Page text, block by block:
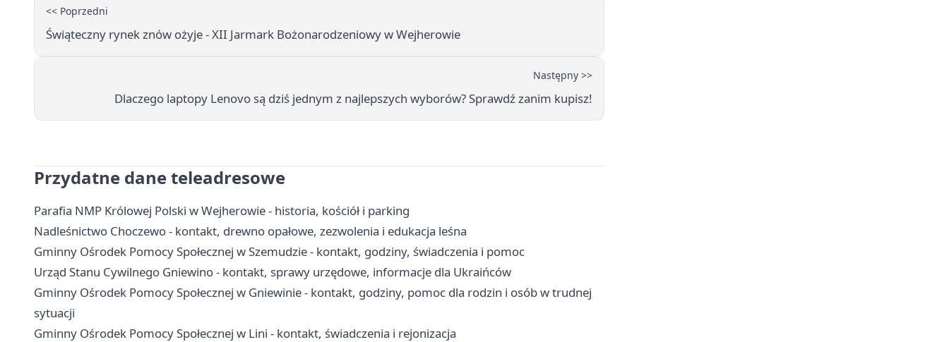
<< Poprzedni
Świąteczny rynek znów ożyje - XII Jarmark Bożonarodzeniowy w Wejherowie
Następny >>
Dlaczego laptopy Lenovo są dziś jednym z najlepszych wyborów? Sprawdź zanim kupisz!
Przydatne dane teleadresowe
Parafia NMP Królowej Polski w Wejherowie - historia, kościół i parking
Nadleśnictwo Choczewo - kontakt, drewno opałowe, zezwolenia i edukacja leśna
Gminny Ośrodek Pomocy Społecznej w Szemudzie - kontakt, godziny, świadczenia i pomoc
Urząd Stanu Cywilnego Gniewino - kontakt, sprawy urzędowe, informacje dla Ukraińców
Gminny Ośrodek Pomocy Społecznej w Gniewinie - kontakt, godziny, pomoc dla rodzin i osób w trudnej
sytuacji
Gminny Ośrodek Pomocy Społecznej w Lini - kontakt, świadczenia i rejonizacja